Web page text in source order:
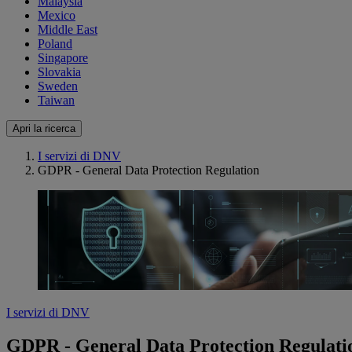
Mexico
Middle East
Poland
Singapore
Slovakia
Sweden
Taiwan
Apri la ricerca
I servizi di DNV
GDPR - General Data Protection Regulation
I servizi di DNV
GDPR - General Data Protection